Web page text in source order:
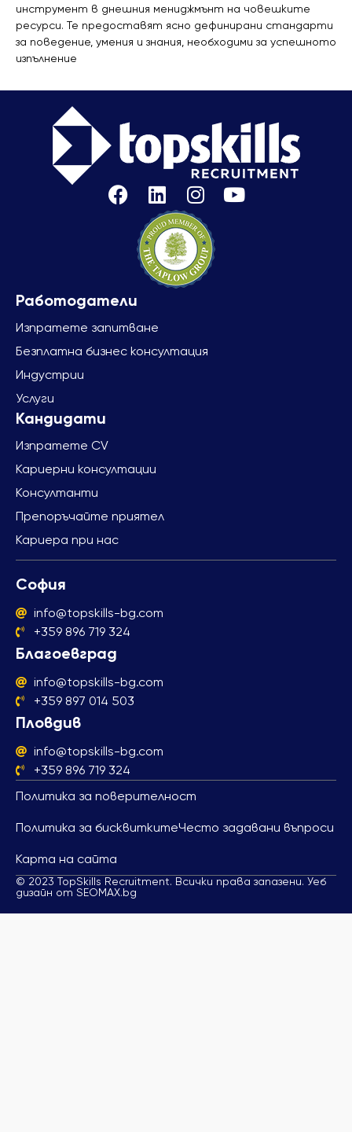
инструмент в днешния мениджмънт на човешките
ресурси. Те предоставят ясно дефинирани стандарти
за поведение, умения и знания, необходими за успешното
изпълнение
Изпратете запитване
Безплатна бизнес консултация
Индустрии
Услуги
Изпратете CV
Кариерни консултации
Консултанти
Препоръчайте приятел
Кариера при нас
София
info@topskills-bg.com
+359 896 719 324
Благоевград
info@topskills-bg.com
+359 897 014 503
Пловдив
info@topskills-bg.com
+359 896 719 324
Политика за поверителност
Политика за бисквиткитеЧесто задавани въпроси
Карта на сайта
© 2023 TopSkills Recruitment. Всички права запазени. Уеб
дизайн от SEOMAX.bg